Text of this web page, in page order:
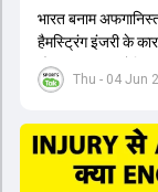
Thu - 04 Jun
भारत बनाम
हैमस्ट्रिंग इंजरी के
दौरान लगी थी।
इसलिए नंबर तीन पर
रुतुराज गायकवाड़
सैमसन भी बड़े
यशस्वी जायसवाल को